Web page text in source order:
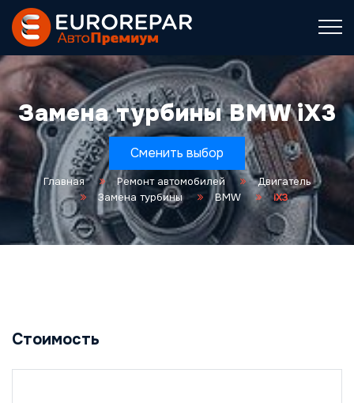
Замена турбины BMW iX3
Сменить выбор
Главная Ремонт автомобилей
Двигатель
Замена турбины
BMW iX3
Стоимость